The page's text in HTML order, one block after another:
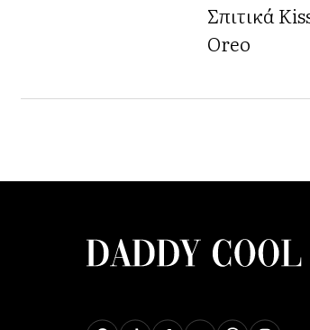
Σπιτικά
Oreo